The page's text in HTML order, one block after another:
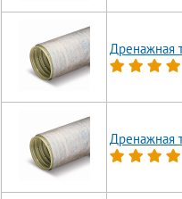
Дренажная
Дренажная